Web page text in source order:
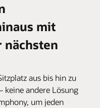
mit
nächsten
aus bis hin zu
keine andere Lösung
um jeden